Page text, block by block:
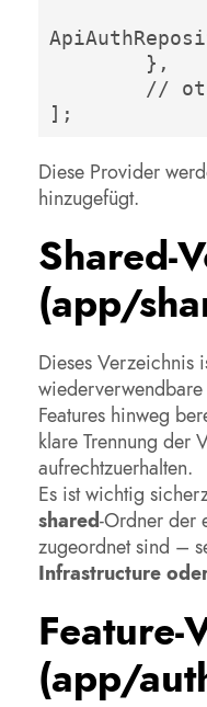
];
Diese Provider
hinzugefügt.
Shared-
(app/
Dieses Verzeichnis
Features hinweg
klare Trennung der
aufrechtzuerhalten.
Es ist wichtig
shared-Ordner der
zugeordnet sind –
Infrastructure
Feature-
(app/